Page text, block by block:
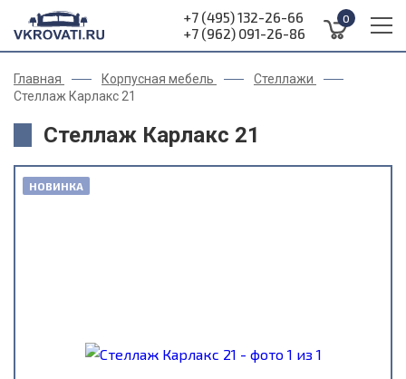
+7 (495) 132-26-66
+7 (962) 091-26-86
0
Главная Корпусная мебель
Стеллажи
Стеллаж Карлакс 21
Стеллаж Карлакс 21
НОВИНКА